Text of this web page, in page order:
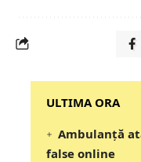
‎‎‎‎‎‎‎ULTIMA ORA
Ambulanță
false online